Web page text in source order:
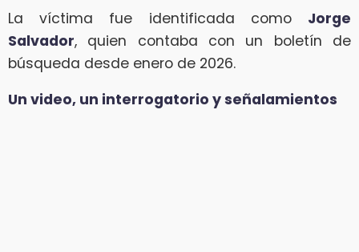
La víctima fue identificada como Jorge
Salvador, quien contaba con un boletín de
búsqueda desde enero de 2026.
Un video, un interrogatorio y señalamientos